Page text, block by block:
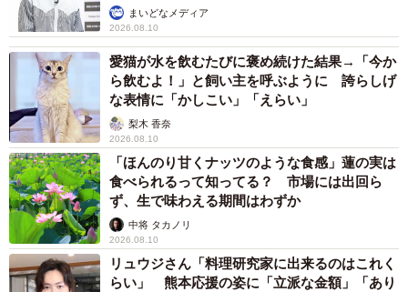
まいどなメディア
2026.08.10
愛猫が水を飲むたびに褒め続けた結果→「今か
ら飲むよ！」と飼い主を呼ぶように 誇らしげ
な表情に「かしこい」「えらい」
梨木 香奈
2026.08.10
「ほんのり甘くナッツのような食感」蓮の実は
食べられるって知ってる？ 市場には出回ら
ず、生で味わえる期間はわずか
中将 タカノリ
2026.08.10
リュウジさん「料理研究家に出来るのはこれく
らい」 熊本応援の姿に「立派な金額」「あり